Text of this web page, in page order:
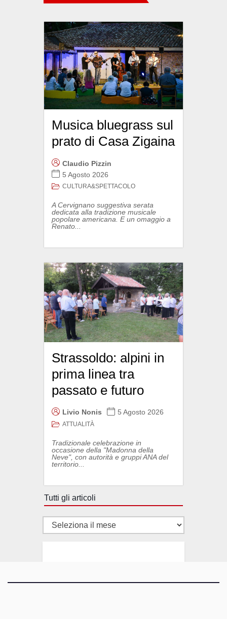
Musica bluegrass sul
prato di Casa Zigaina
Claudio Pizzin
5 Agosto 2026
CULTURA&SPETTACOLO
A Cervignano suggestiva serata
dedicata alla tradizione musicale
popolare americana. E un omaggio a
Renato...
Strassoldo: alpini in
prima linea tra
passato e futuro
Livio Nonis 5 Agosto 2026
ATTUALITÀ
Tradizionale celebrazione in
occasione della "Madonna della
Neve", con autorità e gruppi ANA del
territorio...
Tutti gli articoli
Tutti